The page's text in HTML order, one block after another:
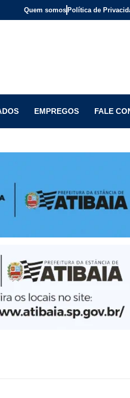
Quem somos Política de
EMPREGOS FALE